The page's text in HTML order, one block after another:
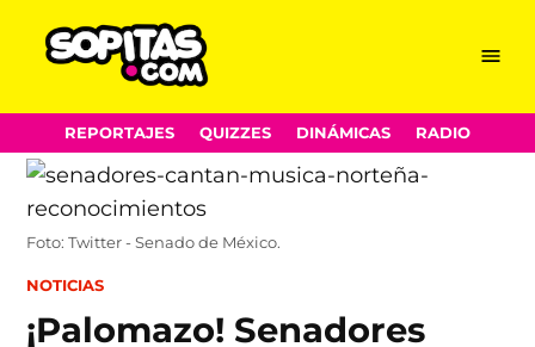
Skip
to
content
Menu
REPORTAJES QUIZZES DINÁMICAS RADIO
Foto: Twitter - Senado de México.
POSTED
NOTICIAS
¡Palomazo! Senadores